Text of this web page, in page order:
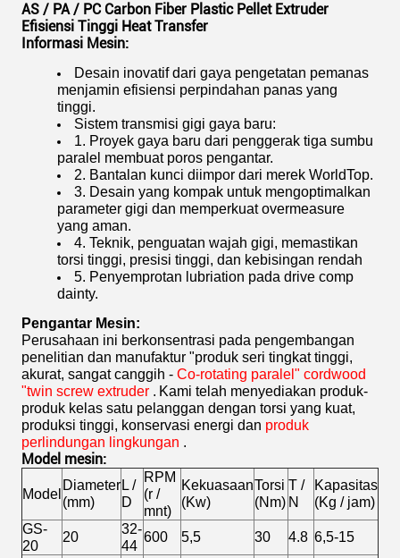
AS / PA / PC Carbon Fiber Plastic Pellet Extruder
Efisiensi Tinggi Heat Transfer
Informasi Mesin:
Desain inovatif dari gaya pengetatan pemanas
menjamin efisiensi perpindahan panas yang
tinggi.
Sistem transmisi gigi gaya baru:
1. Proyek gaya baru dari penggerak tiga sumbu
paralel membuat poros pengantar.
2. Bantalan kunci diimpor dari merek WorldTop.
3. Desain yang kompak untuk mengoptimalkan
parameter gigi dan memperkuat overmeasure
yang aman.
4. Teknik, penguatan wajah gigi, memastikan
torsi tinggi, presisi tinggi, dan kebisingan rendah
5. Penyemprotan lubriation pada drive comp
dainty.
Pengantar Mesin:
Perusahaan ini berkonsentrasi pada pengembangan
penelitian dan manufaktur "produk seri tingkat tinggi,
akurat, sangat canggih - Co-rotating paralel" cordwood
"twin screw extruder . Kami telah menyediakan produk-
produk kelas satu pelanggan dengan torsi yang kuat,
produksi tinggi, konservasi energi dan produk
perlindungan lingkungan .
Model mesin:
Model
Diameter
(mm)
L /
D
RPM
(r /
mnt)
Kekuasaan
(Kw)
Torsi
(Nm)
T /
N
Kapasitas
(Kg / jam)
GS-
20
20
32-
44
600 5,5 30 4.8 6,5-15